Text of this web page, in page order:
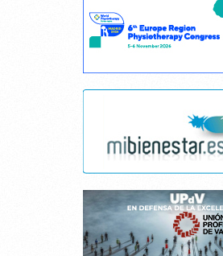
Cancelar consentimiento